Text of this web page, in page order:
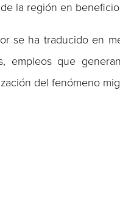
la región en
se ha traducido en
empleos que
del fenómeno